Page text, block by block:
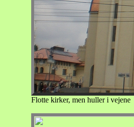
Flotte kirker, men huller i vejene